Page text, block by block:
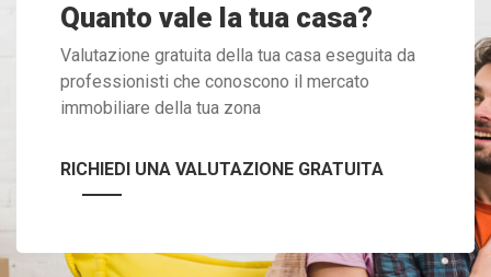
Quanto vale la tua casa?
Valutazione gratuita della tua casa eseguita da
professionisti che conoscono il mercato
immobiliare della tua zona
RICHIEDI UNA VALUTAZIONE GRATUITA